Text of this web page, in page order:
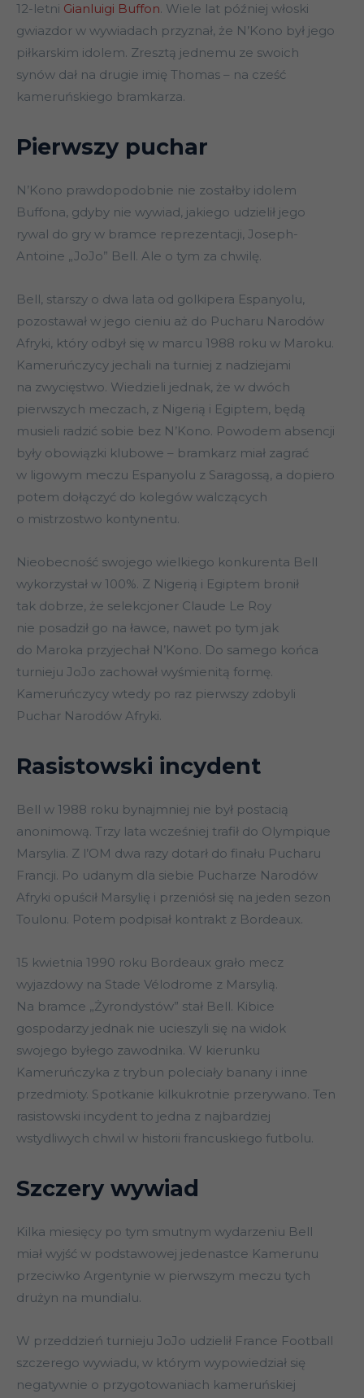
12-letni Gianluigi Buffon. Wiele lat później włoski
gwiazdor w wywiadach przyznał, że N’Kono był jego
piłkarskim idolem. Zresztą jednemu ze swoich
synów dał na drugie imię Thomas – na cześć
kameruńskiego bramkarza.
Pierwszy puchar
N’Kono prawdopodobnie nie zostałby idolem
Buffona, gdyby nie wywiad, jakiego udzielił jego
rywal do gry w bramce reprezentacji, Joseph-
Antoine „JoJo” Bell. Ale o tym za chwilę.
Bell, starszy o dwa lata od golkipera Espanyolu,
pozostawał w jego cieniu aż do Pucharu Narodów
Afryki, który odbył się w marcu 1988 roku w Maroku.
Kameruńczycy jechali na turniej z nadziejami
na zwycięstwo. Wiedzieli jednak, że w dwóch
pierwszych meczach, z Nigerią i Egiptem, będą
musieli radzić sobie bez N’Kono. Powodem absencji
były obowiązki klubowe – bramkarz miał zagrać
w ligowym meczu Espanyolu z Saragossą, a dopiero
potem dołączyć do kolegów walczących
o mistrzostwo kontynentu.
Nieobecność swojego wielkiego konkurenta Bell
wykorzystał w 100%. Z Nigerią i Egiptem bronił
tak dobrze, że selekcjoner Claude Le Roy
nie posadził go na ławce, nawet po tym jak
do Maroka przyjechał N’Kono. Do samego końca
turnieju JoJo zachował wyśmienitą formę.
Kameruńczycy wtedy po raz pierwszy zdobyli
Puchar Narodów Afryki.
Rasistowski incydent
Bell w 1988 roku bynajmniej nie był postacią
anonimową. Trzy lata wcześniej trafił do Olympique
Marsylia. Z l’OM dwa razy dotarł do finału Pucharu
Francji. Po udanym dla siebie Pucharze Narodów
Afryki opuścił Marsylię i przeniósł się na jeden sezon
Toulonu. Potem podpisał kontrakt z Bordeaux.
15 kwietnia 1990 roku Bordeaux grało mecz
wyjazdowy na Stade Vélodrome z Marsylią.
Na bramce „Żyrondystów” stał Bell. Kibice
gospodarzy jednak nie ucieszyli się na widok
swojego byłego zawodnika. W kierunku
Kameruńczyka z trybun poleciały banany i inne
przedmioty. Spotkanie kilkukrotnie przerywano. Ten
rasistowski incydent to jedna z najbardziej
wstydliwych chwil w historii francuskiego futbolu.
Szczery wywiad
Kilka miesięcy po tym smutnym wydarzeniu Bell
miał wyjść w podstawowej jedenastce Kamerunu
przeciwko Argentynie w pierwszym meczu tych
drużyn na mundialu.
W przeddzień turnieju JoJo udzielił France Football
szczerego wywiadu, w którym wypowiedział się
negatywnie o przygotowaniach kameruńskiej